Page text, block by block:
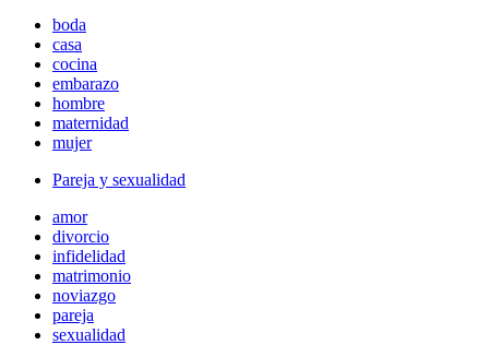
boda
casa
cocina
embarazo
hombre
maternidad
mujer
Pareja y sexualidad
amor
divorcio
infidelidad
matrimonio
noviazgo
pareja
sexualidad